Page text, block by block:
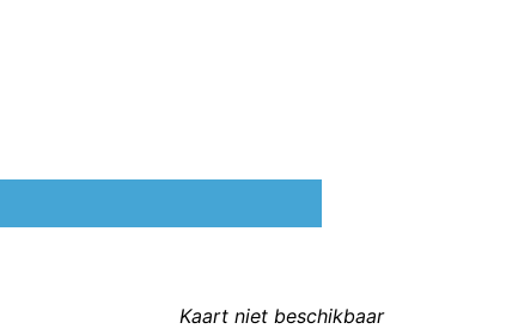
Kaart niet beschikbaar